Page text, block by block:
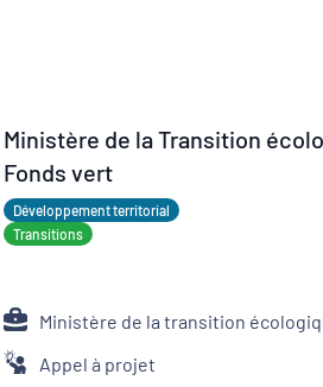
Ministère de la Transition
Fonds vert
Développement territorial
Transitions
Ministère de la transition
Appel à projet